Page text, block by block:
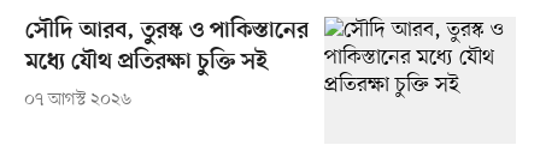
সৌদি আরব, তুরস্ক ও পাকিস্তানের
মধ্যে যৌথ প্রতিরক্ষা চুক্তি সই
০৭ আগস্ট ২০২৬